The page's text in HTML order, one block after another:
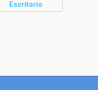
Escritorio